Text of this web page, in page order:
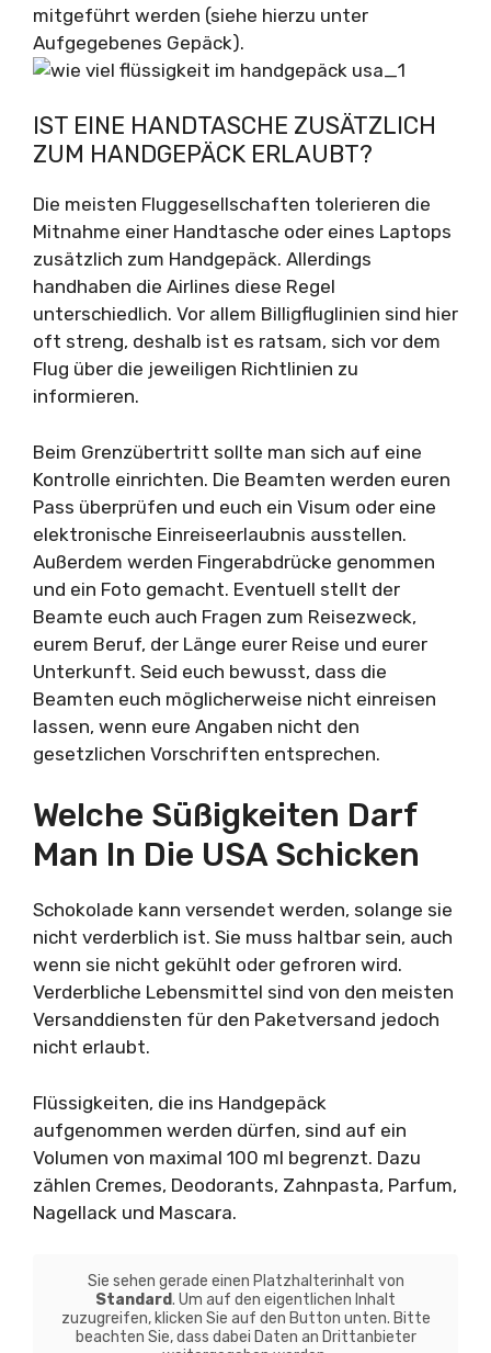
mitgeführt werden (siehe hierzu unter
Aufgegebenes Gepäck).
IST EINE HANDTASCHE ZUSÄTZLICH
ZUM HANDGEPÄCK ERLAUBT?
Die meisten Fluggesellschaften tolerieren die
Mitnahme einer Handtasche oder eines Laptops
zusätzlich zum Handgepäck. Allerdings
handhaben die Airlines diese Regel
unterschiedlich. Vor allem Billigfluglinien sind hier
oft streng, deshalb ist es ratsam, sich vor dem
Flug über die jeweiligen Richtlinien zu
informieren.
Beim Grenzübertritt sollte man sich auf eine
Kontrolle einrichten. Die Beamten werden euren
Pass überprüfen und euch ein Visum oder eine
elektronische Einreiseerlaubnis ausstellen.
Außerdem werden Fingerabdrücke genommen
und ein Foto gemacht. Eventuell stellt der
Beamte euch auch Fragen zum Reisezweck,
eurem Beruf, der Länge eurer Reise und eurer
Unterkunft. Seid euch bewusst, dass die
Beamten euch möglicherweise nicht einreisen
lassen, wenn eure Angaben nicht den
gesetzlichen Vorschriften entsprechen.
Welche Süßigkeiten Darf
Man In Die USA Schicken
Schokolade kann versendet werden, solange sie
nicht verderblich ist. Sie muss haltbar sein, auch
wenn sie nicht gekühlt oder gefroren wird.
Verderbliche Lebensmittel sind von den meisten
Versanddiensten für den Paketversand jedoch
nicht erlaubt.
Flüssigkeiten, die ins Handgepäck
aufgenommen werden dürfen, sind auf ein
Volumen von maximal 100 ml begrenzt. Dazu
zählen Cremes, Deodorants, Zahnpasta, Parfum,
Nagellack und Mascara.
Sie sehen gerade einen Platzhalterinhalt von
Standard. Um auf den eigentlichen Inhalt
zuzugreifen, klicken Sie auf den Button unten. Bitte
beachten Sie, dass dabei Daten an Drittanbieter